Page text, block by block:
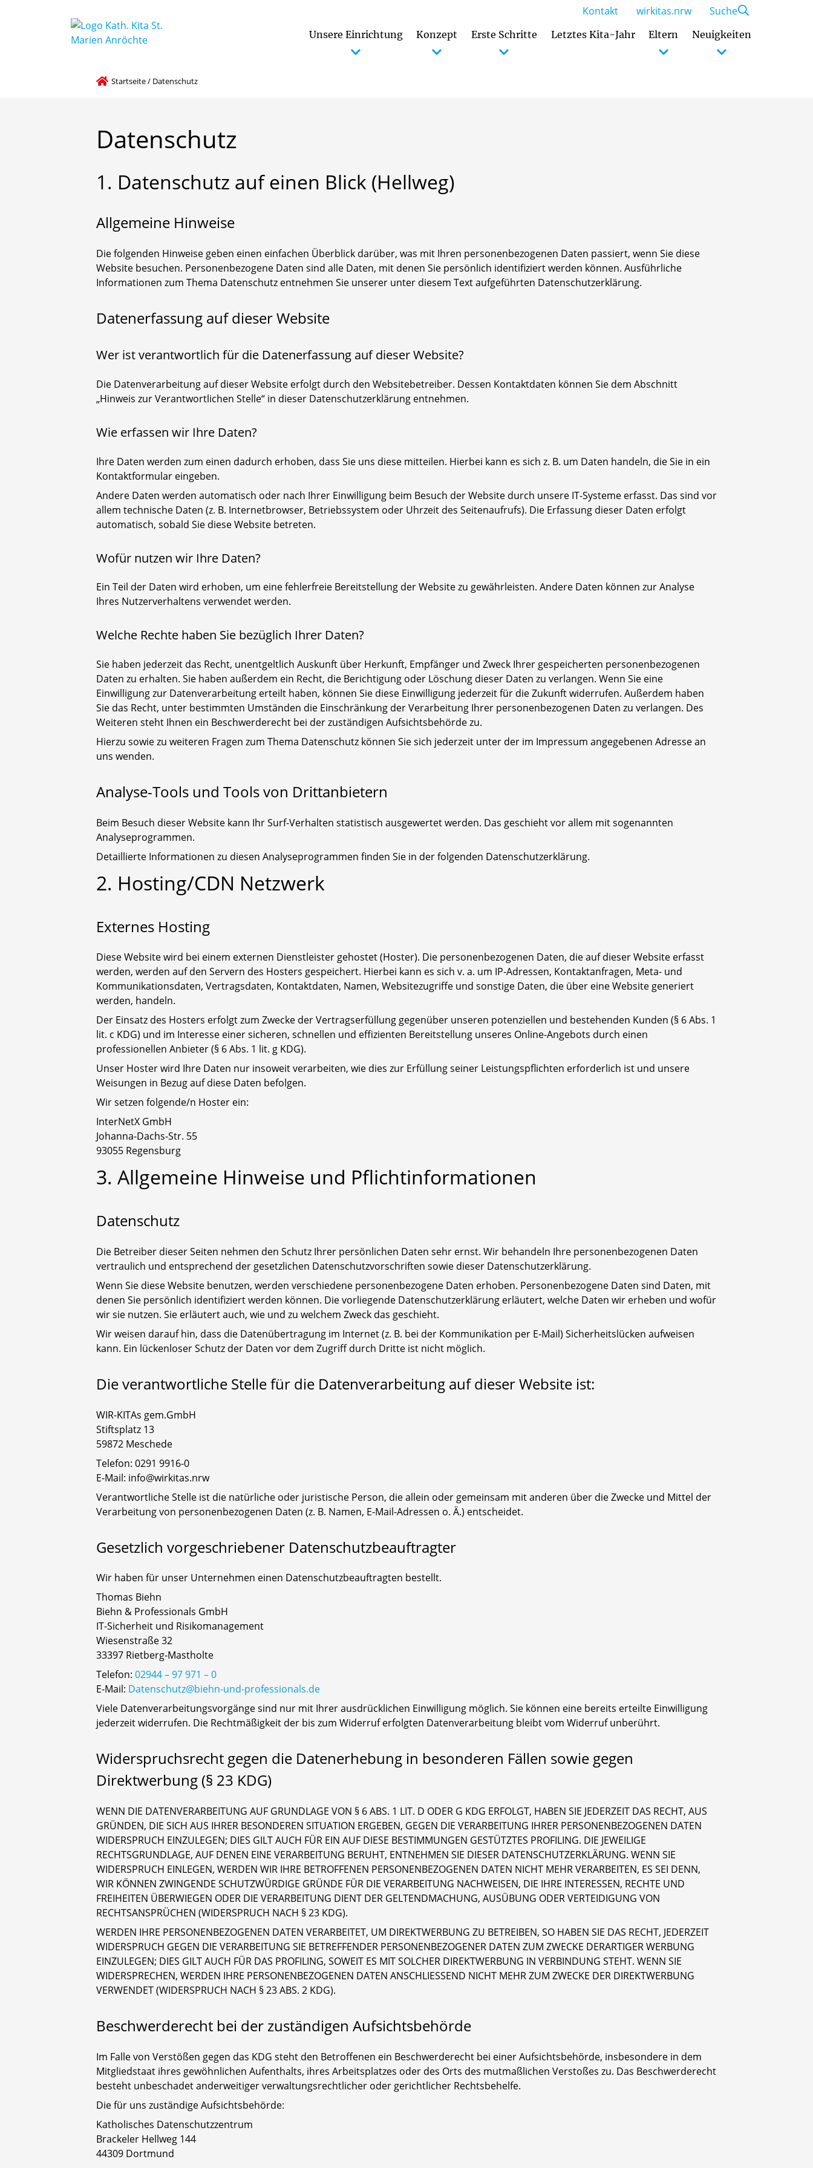
Unsere Einrichtung Konzept Erste Schritte Letztes Kita-Jahr Eltern Neuigkeiten
Kontakt wirkitas.nrw Suche
Startseite/ Datenschutz
Datenschutz
1. Datenschutz auf einen Blick (Hellweg)
Allgemeine Hinweise
Die folgenden Hinweise geben einen einfachen Überblick darüber, was mit Ihren personenbezogenen Daten passiert, wenn Sie diese
Website besuchen. Personenbezogene Daten sind alle Daten, mit denen Sie persönlich identifiziert werden können. Ausführliche
Informationen zum Thema Datenschutz entnehmen Sie unserer unter diesem Text aufgeführten Datenschutzerklärung.
Datenerfassung auf dieser Website
Wer ist verantwortlich für die Datenerfassung auf dieser Website?
Die Datenverarbeitung auf dieser Website erfolgt durch den Websitebetreiber. Dessen Kontaktdaten können Sie dem Abschnitt
„Hinweis zur Verantwortlichen Stelle“ in dieser Datenschutzerklärung entnehmen.
Wie erfassen wir Ihre Daten?
Ihre Daten werden zum einen dadurch erhoben, dass Sie uns diese mitteilen. Hierbei kann es sich z. B. um Daten handeln, die Sie in ein
Kontaktformular eingeben.
Andere Daten werden automatisch oder nach Ihrer Einwilligung beim Besuch der Website durch unsere IT-Systeme erfasst. Das sind vor
allem technische Daten (z. B. Internetbrowser, Betriebssystem oder Uhrzeit des Seitenaufrufs). Die Erfassung dieser Daten erfolgt
automatisch, sobald Sie diese Website betreten.
Wofür nutzen wir Ihre Daten?
Ein Teil der Daten wird erhoben, um eine fehlerfreie Bereitstellung der Website zu gewährleisten. Andere Daten können zur Analyse
Ihres Nutzerverhaltens verwendet werden.
Welche Rechte haben Sie bezüglich Ihrer Daten?
Sie haben jederzeit das Recht, unentgeltlich Auskunft über Herkunft, Empfänger und Zweck Ihrer gespeicherten personenbezogenen
Daten zu erhalten. Sie haben außerdem ein Recht, die Berichtigung oder Löschung dieser Daten zu verlangen. Wenn Sie eine
Einwilligung zur Datenverarbeitung erteilt haben, können Sie diese Einwilligung jederzeit für die Zukunft widerrufen. Außerdem haben
Sie das Recht, unter bestimmten Umständen die Einschränkung der Verarbeitung Ihrer personenbezogenen Daten zu verlangen. Des
Weiteren steht Ihnen ein Beschwerderecht bei der zuständigen Aufsichtsbehörde zu.
Hierzu sowie zu weiteren Fragen zum Thema Datenschutz können Sie sich jederzeit unter der im Impressum angegebenen Adresse an
uns wenden.
Analyse-Tools und Tools von Drittanbietern
Beim Besuch dieser Website kann Ihr Surf-Verhalten statistisch ausgewertet werden. Das geschieht vor allem mit sogenannten
Analyseprogrammen.
Detaillierte Informationen zu diesen Analyseprogrammen finden Sie in der folgenden Datenschutzerklärung.
2. Hosting/CDN Netzwerk
Externes Hosting
Diese Website wird bei einem externen Dienstleister gehostet (Hoster). Die personenbezogenen Daten, die auf dieser Website erfasst
werden, werden auf den Servern des Hosters gespeichert. Hierbei kann es sich v. a. um IP-Adressen, Kontaktanfragen, Meta- und
Kommunikationsdaten, Vertragsdaten, Kontaktdaten, Namen, Websitezugriffe und sonstige Daten, die über eine Website generiert
werden, handeln.
Der Einsatz des Hosters erfolgt zum Zwecke der Vertragserfüllung gegenüber unseren potenziellen und bestehenden Kunden (§ 6 Abs. 1
lit. c KDG) und im Interesse einer sicheren, schnellen und effizienten Bereitstellung unseres Online-Angebots durch einen
professionellen Anbieter (§ 6 Abs. 1 lit. g KDG).
Unser Hoster wird Ihre Daten nur insoweit verarbeiten, wie dies zur Erfüllung seiner Leistungspflichten erforderlich ist und unsere
Weisungen in Bezug auf diese Daten befolgen.
Wir setzen folgende/n Hoster ein:
InterNetX GmbH
Johanna-Dachs-Str. 55
93055 Regensburg
3. Allgemeine Hinweise und Pflichtinformationen
Datenschutz
Die Betreiber dieser Seiten nehmen den Schutz Ihrer persönlichen Daten sehr ernst. Wir behandeln Ihre personenbezogenen Daten
vertraulich und entsprechend der gesetzlichen Datenschutzvorschriften sowie dieser Datenschutzerklärung.
Wenn Sie diese Website benutzen, werden verschiedene personenbezogene Daten erhoben. Personenbezogene Daten sind Daten, mit
denen Sie persönlich identifiziert werden können. Die vorliegende Datenschutzerklärung erläutert, welche Daten wir erheben und wofür
wir sie nutzen. Sie erläutert auch, wie und zu welchem Zweck das geschieht.
Wir weisen darauf hin, dass die Datenübertragung im Internet (z. B. bei der Kommunikation per E-Mail) Sicherheitslücken aufweisen
kann. Ein lückenloser Schutz der Daten vor dem Zugriff durch Dritte ist nicht möglich.
Die verantwortliche Stelle für die Datenverarbeitung auf dieser Website ist:
WIR-KITAs gem.GmbH
Stiftsplatz 13
59872 Meschede
Telefon: 0291 9916-0
E-Mail: info@wirkitas.nrw
Verantwortliche Stelle ist die natürliche oder juristische Person, die allein oder gemeinsam mit anderen über die Zwecke und Mittel der
Verarbeitung von personenbezogenen Daten (z. B. Namen, E-Mail-Adressen o. Ä.) entscheidet.
Gesetzlich vorgeschriebener Datenschutzbeauftragter
Wir haben für unser Unternehmen einen Datenschutzbeauftragten bestellt.
Thomas Biehn
Biehn & Professionals GmbH
IT-Sicherheit und Risikomanagement
Wiesenstraße 32
33397 Rietberg-Mastholte
Telefon: 02944 – 97 971 – 0
E-Mail: Datenschutz@biehn-und-professionals.de
Viele Datenverarbeitungsvorgänge sind nur mit Ihrer ausdrücklichen Einwilligung möglich. Sie können eine bereits erteilte Einwilligung
jederzeit widerrufen. Die Rechtmäßigkeit der bis zum Widerruf erfolgten Datenverarbeitung bleibt vom Widerruf unberührt.
Widerspruchsrecht gegen die Datenerhebung in besonderen Fällen sowie gegen
Direktwerbung (§ 23 KDG)
WENN DIE DATENVERARBEITUNG AUF GRUNDLAGE VON § 6 ABS. 1 LIT. D ODER G KDG ERFOLGT, HABEN SIE JEDERZEIT DAS RECHT, AUS
GRÜNDEN, DIE SICH AUS IHRER BESONDEREN SITUATION ERGEBEN, GEGEN DIE VERARBEITUNG IHRER PERSONENBEZOGENEN DATEN
WIDERSPRUCH EINZULEGEN; DIES GILT AUCH FÜR EIN AUF DIESE BESTIMMUNGEN GESTÜTZTES PROFILING. DIE JEWEILIGE
RECHTSGRUNDLAGE, AUF DENEN EINE VERARBEITUNG BERUHT, ENTNEHMEN SIE DIESER DATENSCHUTZERKLÄRUNG. WENN SIE
WIDERSPRUCH EINLEGEN, WERDEN WIR IHRE BETROFFENEN PERSONENBEZOGENEN DATEN NICHT MEHR VERARBEITEN, ES SEI DENN,
WIR KÖNNEN ZWINGENDE SCHUTZWÜRDIGE GRÜNDE FÜR DIE VERARBEITUNG NACHWEISEN, DIE IHRE INTERESSEN, RECHTE UND
FREIHEITEN ÜBERWIEGEN ODER DIE VERARBEITUNG DIENT DER GELTENDMACHUNG, AUSÜBUNG ODER VERTEIDIGUNG VON
RECHTSANSPRÜCHEN (WIDERSPRUCH NACH § 23 KDG).
WERDEN IHRE PERSONENBEZOGENEN DATEN VERARBEITET, UM DIREKTWERBUNG ZU BETREIBEN, SO HABEN SIE DAS RECHT, JEDERZEIT
WIDERSPRUCH GEGEN DIE VERARBEITUNG SIE BETREFFENDER PERSONENBEZOGENER DATEN ZUM ZWECKE DERARTIGER WERBUNG
EINZULEGEN; DIES GILT AUCH FÜR DAS PROFILING, SOWEIT ES MIT SOLCHER DIREKTWERBUNG IN VERBINDUNG STEHT. WENN SIE
WIDERSPRECHEN, WERDEN IHRE PERSONENBEZOGENEN DATEN ANSCHLIESSEND NICHT MEHR ZUM ZWECKE DER DIREKTWERBUNG
VERWENDET (WIDERSPRUCH NACH § 23 ABS. 2 KDG).
Beschwerderecht bei der zuständigen Aufsichtsbehörde
Im Falle von Verstößen gegen das KDG steht den Betroffenen ein Beschwerderecht bei einer Aufsichtsbehörde, insbesondere in dem
Mitgliedstaat ihres gewöhnlichen Aufenthalts, ihres Arbeitsplatzes oder des Orts des mutmaßlichen Verstoßes zu. Das Beschwerderecht
besteht unbeschadet anderweitiger verwaltungsrechtlicher oder gerichtlicher Rechtsbehelfe.
Die für uns zuständige Aufsichtsbehörde:
Katholisches Datenschutzzentrum
Brackeler Hellweg 144
44309 Dortmund